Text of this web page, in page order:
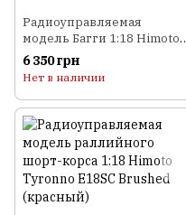
Радиоуправляемая
модель Багги 1:18 Himoto
Barren E18DBL Brushless
6 350 грн
Нет в наличии